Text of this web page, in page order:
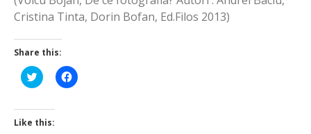
Cristina Tinta, Dorin Bofan, Ed.Filos 2013)
Share this:
Click
to
Twitter
(Opens
in
Click
to
Like this: